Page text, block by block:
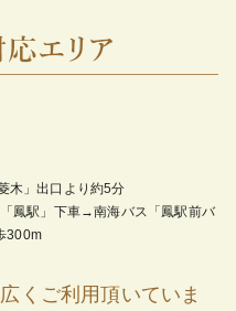
木」出口より約5分
鳳駅」下車→南海バス「鳳駅前バ
300m
くご利用頂いていま